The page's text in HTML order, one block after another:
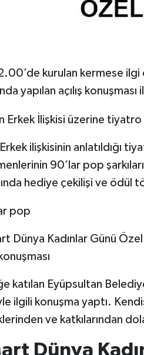
kurulan kermese
yapılan açılış
Erkek ilişkisinin anlatıldığı
90’lar pop
hediye çekilişi ve ödül
katılan Eyüpsultan
ilgili konuşma yaptı.
ve katkılarından
Dünya